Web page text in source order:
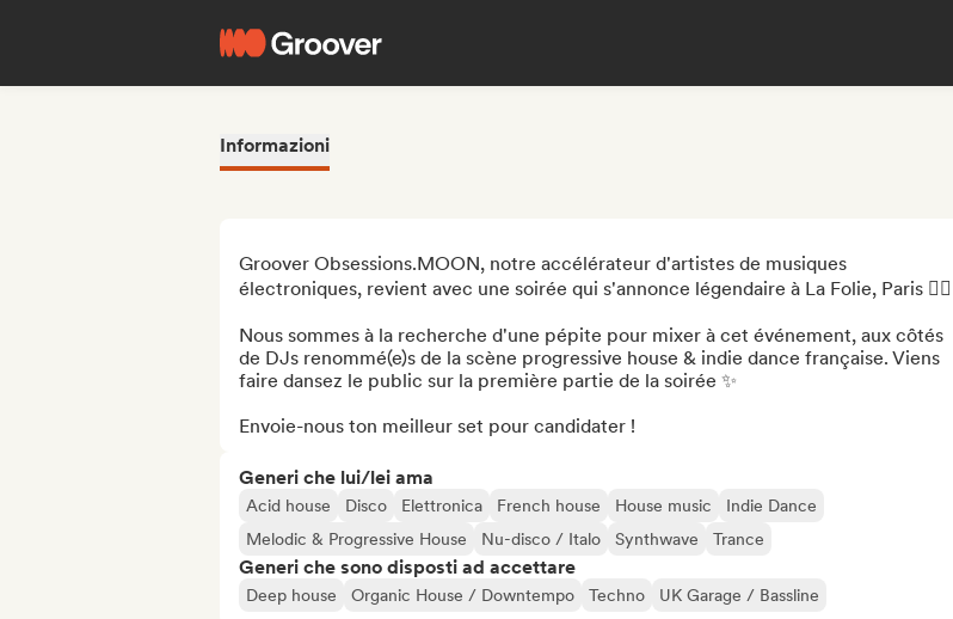
Informazioni
Groover Obsessions.MOON, notre accélérateur d'artistes de musiques
électroniques, revient avec une soirée qui s'annonce légendaire à La Folie, Paris ❤️‍🔥
Nous sommes à la recherche d'une pépite pour mixer à cet événement, aux côtés
de DJs renommé(e)s de la scène progressive house & indie dance française. Viens
faire dansez le public sur la première partie de la soirée ✨
Envoie-nous ton meilleur set pour candidater !
Generi che lui/lei ama
Acid house Disco Elettronica French house House music
Indie Dance
Melodic & Progressive House
Nu-disco / Italo Synthwave Trance
Generi che sono disposti ad accettare
Deep house Organic House / Downtempo Techno UK Garage / Bassline